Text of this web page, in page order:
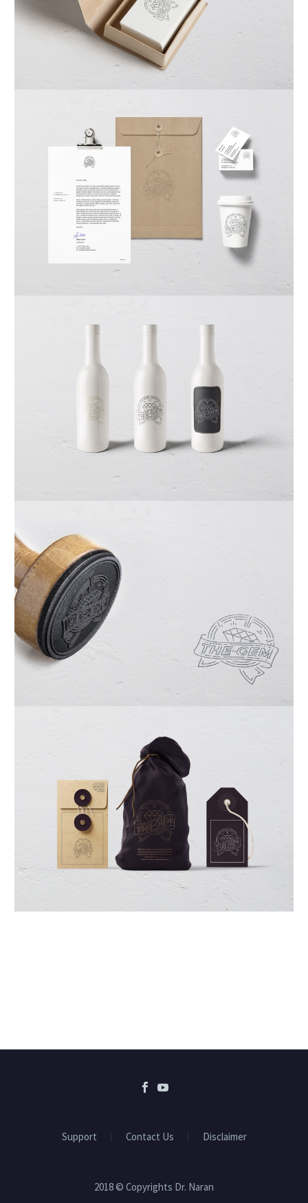
Support Contact Us Disclaimer
2018 © Copyrights Dr. Naran